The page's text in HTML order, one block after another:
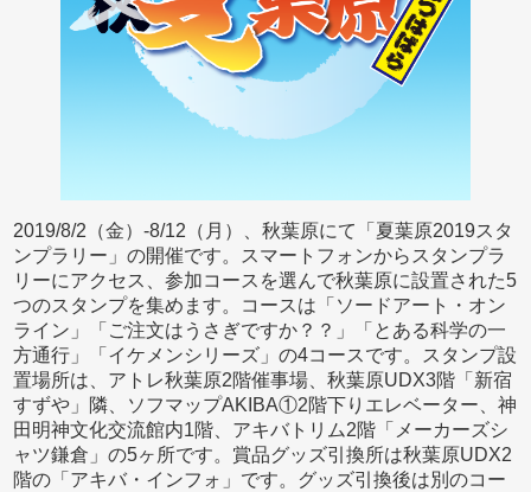
2019/8/2（金）-8/12（月）、秋葉原にて「夏葉原2019スタ
ンプラリー」の開催です。スマートフォンからスタンプラ
リーにアクセス、参加コースを選んで秋葉原に設置された5
つのスタンプを集めます。コースは「ソードアート・オン
ライン」「ご注文はうさぎですか？？」「とある科学の一
方通行」「イケメンシリーズ」の4コースです。スタンプ設
置場所は、アトレ秋葉原2階催事場、秋葉原UDX3階「新宿
すずや」隣、ソフマップAKIBA①2階下りエレベーター、神
田明神文化交流館内1階、アキバトリム2階「メーカーズシ
ャツ鎌倉」の5ヶ所です。賞品グッズ引換所は秋葉原UDX2
階の「アキバ・インフォ」です。グッズ引換後は別のコー